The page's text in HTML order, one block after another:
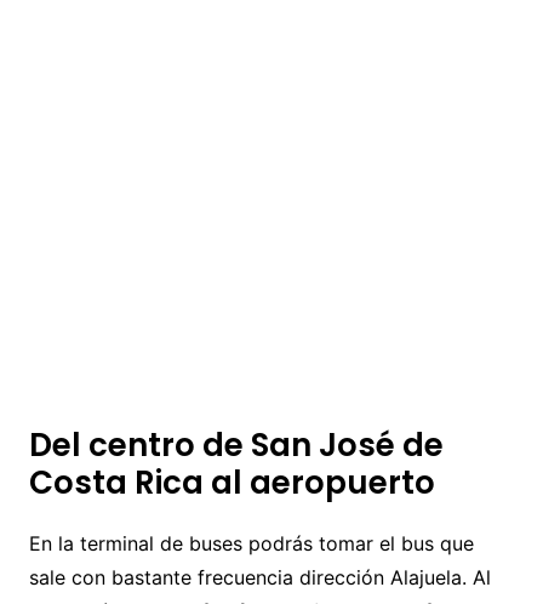
Del centro de San José de
Costa Rica al aeropuerto
En la terminal de buses podrás tomar el bus que
sale con bastante frecuencia dirección Alajuela. Al